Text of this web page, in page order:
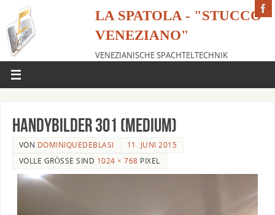
LA SPATOLA - "STUCCO
VENEZIANO"
VENEZIANISCHE SPACHTELTECHNIK
handybilder 301 (Medium)
VON DOMINIQUEDEBLASI
11. JUNI 2015
VOLLE GRÖSSE SIND 1024 × 768 PIXEL